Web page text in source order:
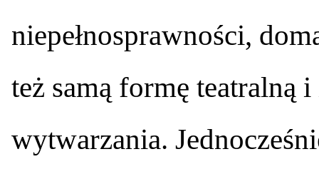
niepełnosprawności,
też samą formę
wytwarzania.